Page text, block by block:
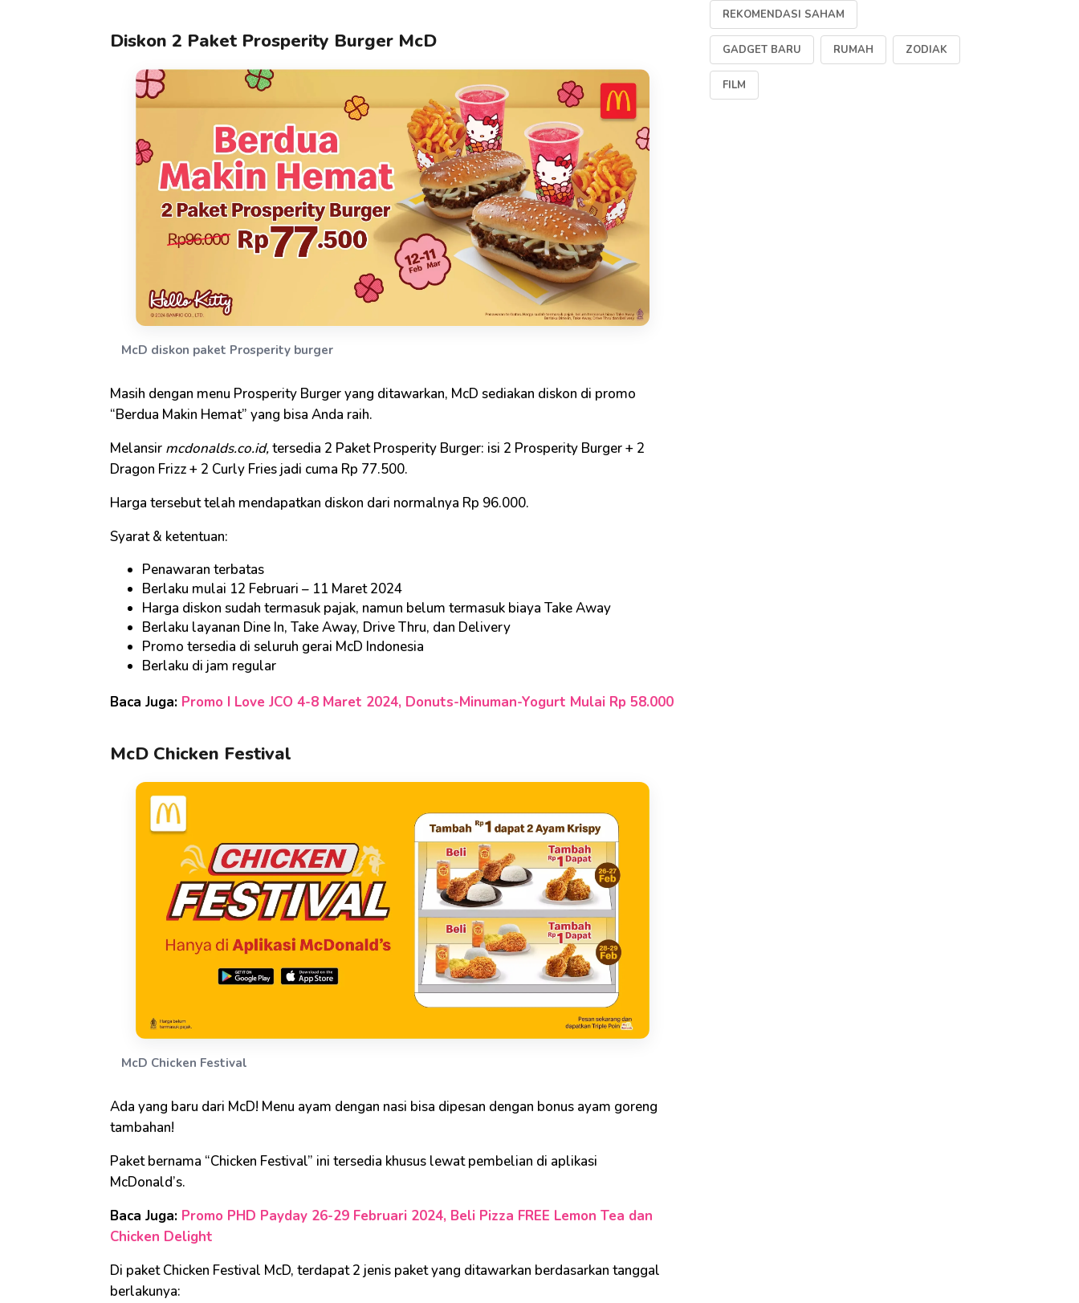
Diskon 2 Paket Prosperity Burger McD
McD diskon paket Prosperity burger
Masih dengan menu Prosperity Burger yang ditawarkan, McD sediakan diskon di promo
“Berdua Makin Hemat” yang bisa Anda raih.
Melansir mcdonalds.co.id,tersedia 2 Paket Prosperity Burger: isi 2 Prosperity Burger + 2
Dragon Frizz + 2 Curly Fries jadi cuma Rp 77.500.
Harga tersebut telah mendapatkan diskon dari normalnya Rp 96.000.
Syarat & ketentuan:
Penawaran terbatas
Berlaku mulai 12 Februari – 11 Maret 2024
Harga diskon sudah termasuk pajak, namun belum termasuk biaya Take Away
Berlaku layanan Dine In, Take Away, Drive Thru, dan Delivery
Promo tersedia di seluruh gerai McD Indonesia
Berlaku di jam regular
Baca Juga: Promo I Love JCO 4-8 Maret 2024, Donuts-Minuman-Yogurt Mulai Rp 58.000
McD Chicken Festival
McD Chicken Festival
Ada yang baru dari McD! Menu ayam dengan nasi bisa dipesan dengan bonus ayam goreng
tambahan!
Paket bernama “Chicken Festival” ini tersedia khusus lewat pembelian di aplikasi
McDonald’s.
Baca Juga: Promo PHD Payday 26-29 Februari 2024, Beli Pizza FREE Lemon Tea dan
Chicken Delight
Di paket Chicken Festival McD, terdapat 2 jenis paket yang ditawarkan berdasarkan tanggal
berlakunya:
REKOMENDASI SAHAM
GADGET BARU RUMAH ZODIAK
FILM